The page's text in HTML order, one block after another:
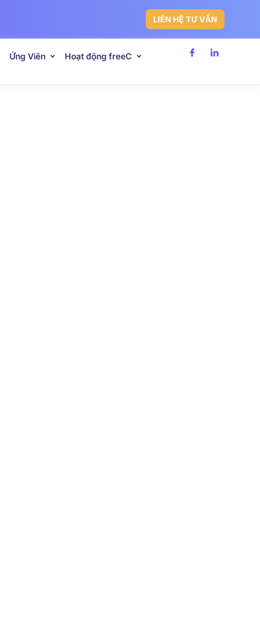
LIÊN HỆ TƯ VẤN
Ứng Viên Hoạt động freeC